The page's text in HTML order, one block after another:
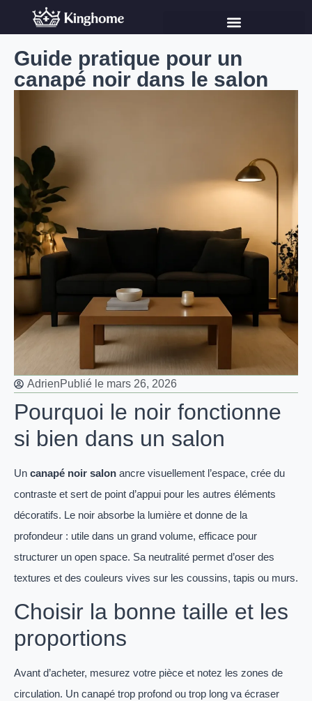
Guide pratique pour un
canapé noir dans le salon
AdrienPublié le mars 26, 2026
Pourquoi le noir fonctionne
si bien dans un salon
Un canapé noir salon ancre visuellement l’espace, crée du
contraste et sert de point d’appui pour les autres éléments
décoratifs. Le noir absorbe la lumière et donne de la
profondeur : utile dans un grand volume, efficace pour
structurer un open space. Sa neutralité permet d’oser des
textures et des couleurs vives sur les coussins, tapis ou murs.
Choisir la bonne taille et les
proportions
Avant d’acheter, mesurez votre pièce et notez les zones de
circulation. Un canapé trop profond ou trop long va écraser